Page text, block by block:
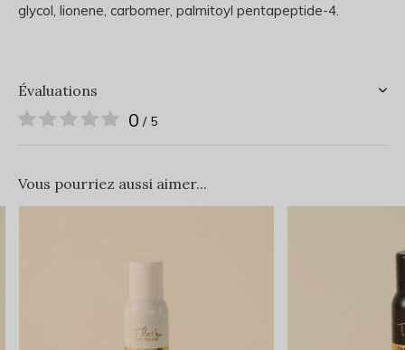
glycol, lionene, carbomer, palmitoyl pentapeptide-4.
Évaluations
0 / 5
Vous pourriez aussi aimer...